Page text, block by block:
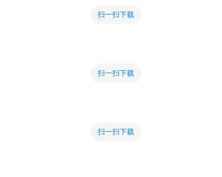
扫一扫下载
扫一扫下载
扫一扫下载